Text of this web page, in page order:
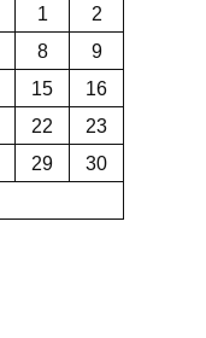
1
2
8
9
15
16
22
23
29
30